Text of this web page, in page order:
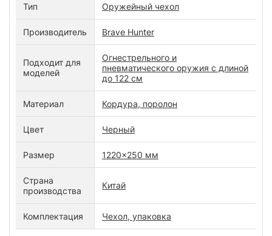
Тип Оружейный чехол
Производитель Brave Hunter
Подходит для
моделей
Огнестрельного и
пневматического оружия с длиной
до 122 см
Материал Кордура, поролон
Цвет Черный
Размер 1220x250 мм
Страна
производства
Китай
Комплектация Чехол, упаковка